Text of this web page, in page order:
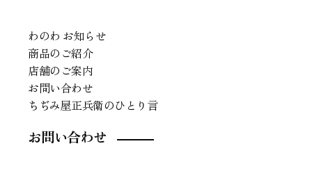
わのわ お知らせ
商品のご紹介
店舗のご案内
お問い合わせ
ちぢみ屋正兵衛のひとり言
お問い合わせ